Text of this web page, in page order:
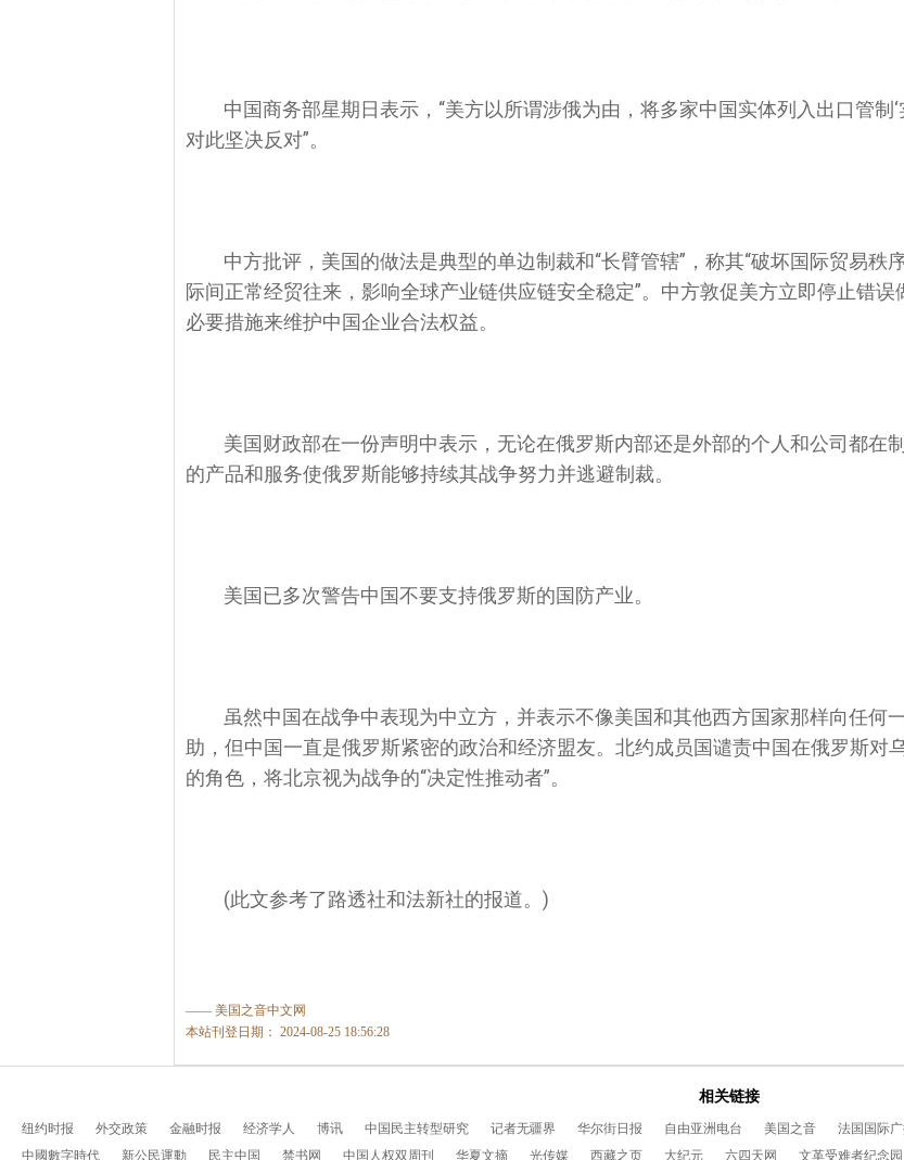
中国商务部星期日表示，“美方以所谓涉俄为由，将多家中国实体列入出口管制‘
对此坚决反对”。
中方批评，美国的做法是典型的单边制裁和“长臂管辖”，称其“破坏国际贸易秩
际间正常经贸往来，影响全球产业链供应链安全稳定”。中方敦促美方立即停止错误
必要措施来维护中国企业合法权益。
美国财政部在一份声明中表示，无论在俄罗斯内部还是外部的个人和公司都在
的产品和服务使俄罗斯能够持续其战争努力并逃避制裁。
美国已多次警告中国不要支持俄罗斯的国防产业。
虽然中国在战争中表现为中立方，并表示不像美国和其他西方国家那样向任何
助，但中国一直是俄罗斯紧密的政治和经济盟友。北约成员国谴责中国在俄罗斯对
的角色，将北京视为战争的“决定性推动者”。
(此文参考了路透社和法新社的报道。 )
—— 美国之音中文网
本站刊登日期： 2024-08-25 18:56:28
相关链接
纽约时报 外交政策 金融时报 经济学人 博讯 中国民主转型研究 记者无疆界 华尔街日报 自由亚洲电台 美国之音 法国国际
中國數字時代
新公民運動 民主中国 禁书网 中国人权双周刊 华夏文摘 光传媒 西藏之页 大纪元 六四天网 文革受难者纪念园